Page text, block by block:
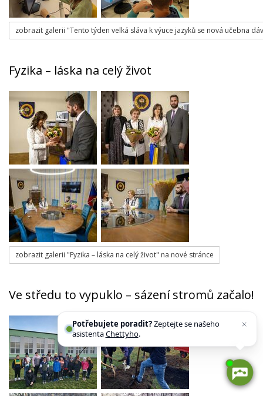
zobrazit galerii "Tento týden velká sláva k výuce jazyků se nová učebna
Fyzika – láska na celý život
zobrazit galerii "Fyzika – láska na celý život" na nové stránce
Ve středu to vypuklo – sázení stromů začalo!
Potřebujete poradit?Zeptejte se našeho
asistentaChettyho.